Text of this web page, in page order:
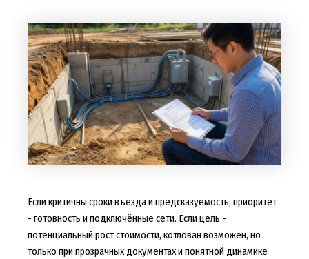
Если критичны сроки въезда и предсказуемость, приоритет
- готовность и подключённые сети. Если цель -
потенциальный рост стоимости, котлован возможен, но
только при прозрачных документах и понятной динамике